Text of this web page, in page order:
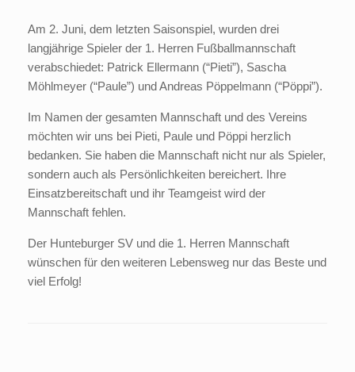
Am 2. Juni, dem letzten Saisonspiel, wurden drei
langjährige Spieler der 1. Herren Fußballmannschaft
verabschiedet: Patrick Ellermann (“Pieti”), Sascha
Möhlmeyer (“Paule”) und Andreas Pöppelmann (“Pöppi”).
Im Namen der gesamten Mannschaft und des Vereins
möchten wir uns bei Pieti, Paule und Pöppi herzlich
bedanken. Sie haben die Mannschaft nicht nur als Spieler,
sondern auch als Persönlichkeiten bereichert. Ihre
Einsatzbereitschaft und ihr Teamgeist wird der
Mannschaft fehlen.
Der Hunteburger SV und die 1. Herren Mannschaft
wünschen für den weiteren Lebensweg nur das Beste und
viel Erfolg!